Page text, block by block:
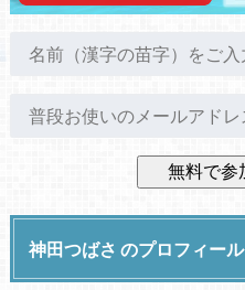
神田つばさ のプロフィール